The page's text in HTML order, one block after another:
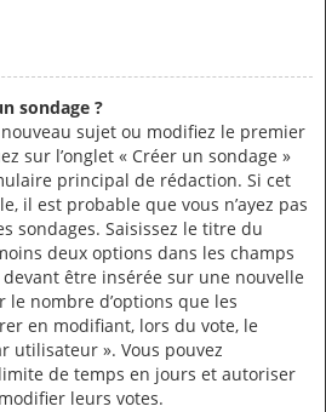
sondage ?
sujet ou modifiez le premier
sur l’onglet « Créer un sondage »
principal de rédaction. Si cet
il est probable que vous n’ayez pas
sondages. Saisissez le titre du
deux options dans les champs
être insérée sur une nouvelle
le nombre d’options que les
en modifiant, lors du vote, le
utilisateur ». Vous pouvez
de temps en jours et autoriser
leurs votes.